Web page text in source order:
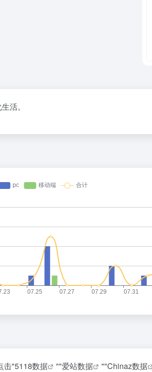
活。
击"5118数据 ""爱站数据 ""Chinaz数据